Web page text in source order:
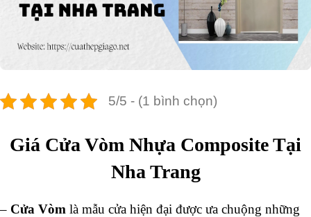
5/5 - (1 bình chọn)
Giá Cửa Vòm Nhựa Composite Tại
Nha Trang
– Cửa Vòm là mẫu cửa hiện đại được ưa chuộng những